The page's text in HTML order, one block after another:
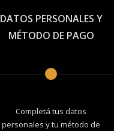
DATOS PERSONALES Y
MÉTODO DE PAGO
Completá tus datos
personales y tu método de